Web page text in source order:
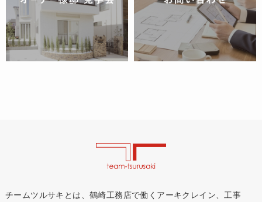
チームツルサキとは、鶴崎工務店で働くアーキクレイン、工事